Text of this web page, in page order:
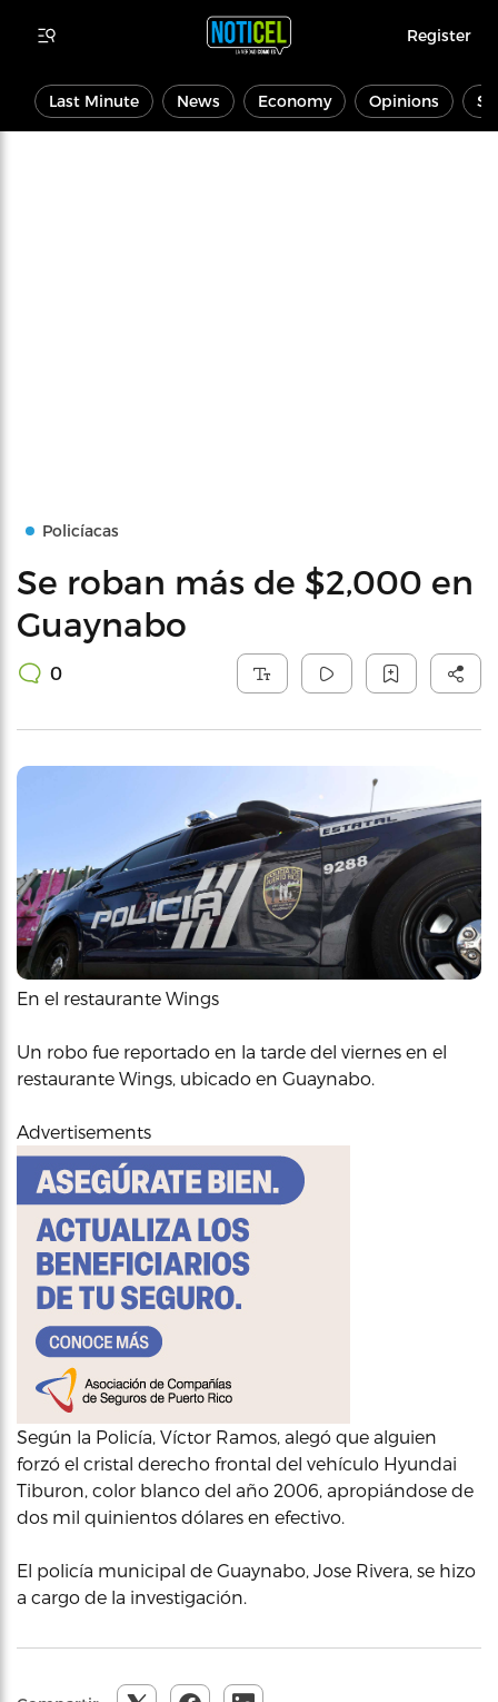
Register
Last Minute News Economy Opinions
Policíacas
Se roban más de $2,000 en
Guaynabo
0
En el restaurante Wings
Un robo fue reportado en la tarde del viernes en el
restaurante Wings, ubicado en Guaynabo.
Advertisements
Según la Policía, Víctor Ramos, alegó que alguien
forzó el cristal derecho frontal del vehículo Hyundai
Tiburon, color blanco del año 2006, apropiándose de
dos mil quinientos dólares en efectivo.
El policía municipal de Guaynabo, Jose Rivera, se hizo
a cargo de la investigación.